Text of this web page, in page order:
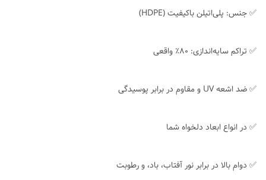
✅ جنس: پلی‌اتیلن باکیفیت (HDPE)
✅ تراکم سایه‌اندازی: ۸۰٪ واقعی
✅ ضد اشعه UV و مقاوم در برابر پوسیدگی
✅ در انواع ابعاد دلخواه شما
✅ دوام بالا در برابر نور آفتاب، باد، و رطوبت